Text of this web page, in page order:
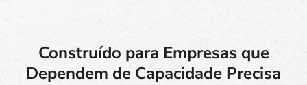
Construído para Empresas que
Dependem de Capacidade Precisa